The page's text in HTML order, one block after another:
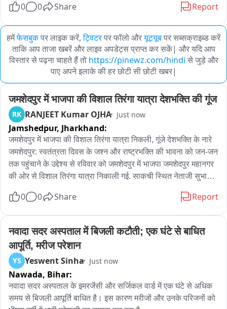
0 0 Share Report
हमेंफेसबुकपर लाइक करें, ट्विटरपर फॉलो औरयूट्यूबपर सब्सक्राइब्ड करें
ताकि आप ताजा खबरें और लाइव अपडेट्स प्राप्त कर सकें| और यदि आप
विस्तार से पढ़ना चाहते हैं तो https://pinewz.com/hindi से जुड़े और
पाए अपने इलाके की हर छोटी सी छोटी खबर|
जमशेदपुर में भाजपा की विशाल तिरंगा यात्रा देशभक्ति की गूंज
RK RANJEET Kumar OJHA Just now
Jamshedpur, Jharkhand:
जमशेदपुर में भाजपा की विशाल तिरंगा यात्रा निकली, गूंजे देशभक्ति के नारे
जमशेदपुर: स्वतंत्रता दिवस के जश्न और राष्ट्रभक्ति की भावना को जन-जन
तक पहुंचाने के उद्देश्य से रविवार को जमशेदपुर में भाजपा जमशेदपुर महानगर
की ओर से विशाल तिरंगा यात्रा निकाली गई. साकची स्थित नेताजी सुभाष
समर्थकों और शहरवासियों ने हिस्सा लिया. हाथों में तिरंगा लेकर लोग
कार्यालय गोलचक्कर तक निकली यात्रा के दौरान पूरा मार्ग तिरंगों से पट
गया. देशभक्ति गीतों और नारों से माहौल उत्साहपूर्ण बना रहा. कार्यक्रम में पूर्व
मुख्यमंत्री रघुवर दास, जमशेदपुर सांसद विद्युत वरण महतो, भाजपा के पूर्व
प्रदेश अध्यक्ष डॉ. दिनेशानंद गोस्वामी और जमशेदपुर पूर्वी की विधायक पूर्णिमा
साहू समेत कई प्रमुख नेता शामिल हुए. सांसद विद्युत वरण महतो ने कहा कि
प्रधानमंत्री नरेंद्र मोदी के आह्वान पर देशभर में राष्ट्रभक्ति से जुड़े कार्यक्रम
आयोजित किए जा रहे हैं. इसी क्रम में जमशेदपुर में तिरंगा यात्रा निकाली गई.
0 0 Share Report
नवादा सदर अस्पताल में बिजली कटौती; एक घंटे से बाधित
आपूर्ति, मरीज परेशान
YS Yeswent Sinha Just now
Nawada, Bihar:
नवादा सदर अस्पताल के इमरजेंसी और सर्जिकल वार्ड में एक घंटे से अधिक
समय से बिजली आपूर्ति बाधित है। इस कारण मरीजों और उनके परिजनों को